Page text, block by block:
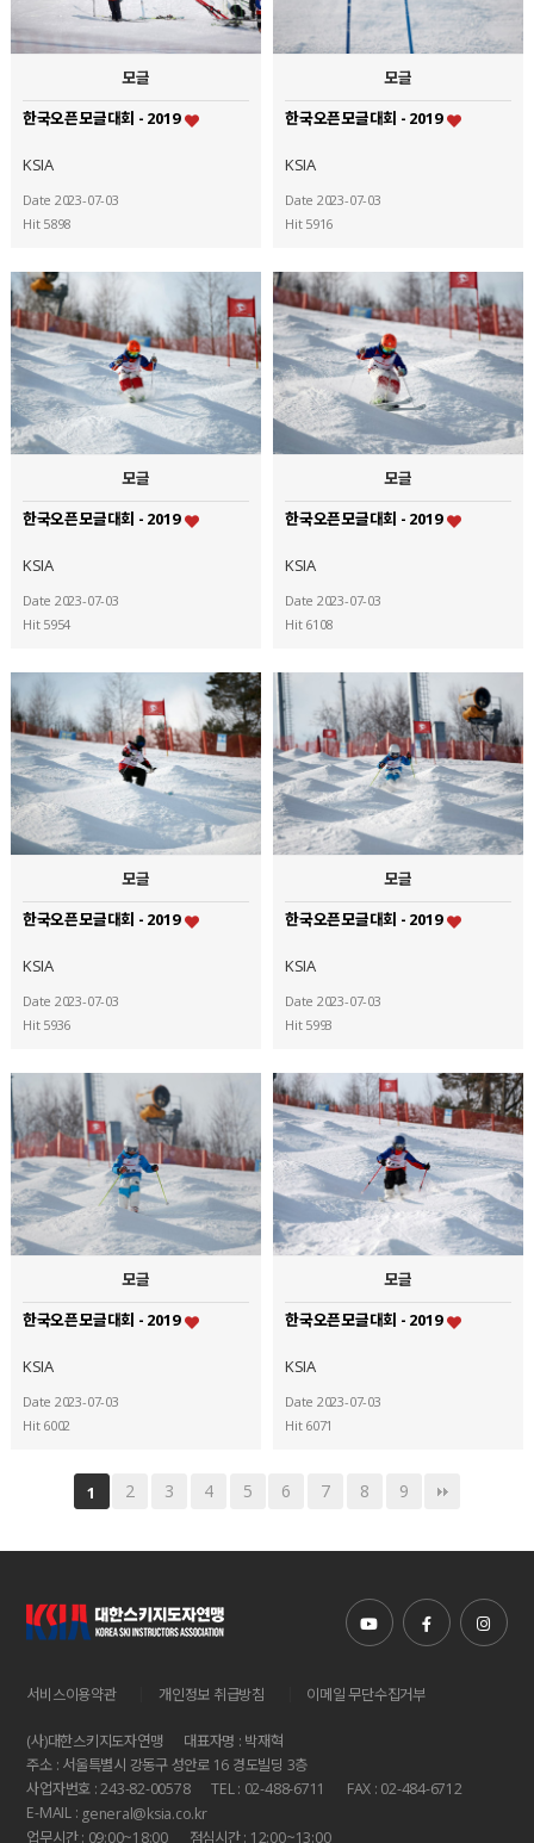
모글
한국오픈모글대회 - 2019
KSIA
Date 2023-07-03
Hit 5898
모글
한국오픈모글대회 - 2019
KSIA
Date 2023-07-03
Hit 5916
모글
한국오픈모글대회 - 2019
KSIA
Date 2023-07-03
Hit 5954
모글
한국오픈모글대회 - 2019
KSIA
Date 2023-07-03
Hit 6108
모글
한국오픈모글대회 - 2019
KSIA
Date 2023-07-03
Hit 5936
모글
한국오픈모글대회 - 2019
KSIA
Date 2023-07-03
Hit 5993
모글
한국오픈모글대회 - 2019
KSIA
Date 2023-07-03
Hit 6002
모글
한국오픈모글대회 - 2019
KSIA
Date 2023-07-03
Hit 6071
1 2 3 4 5 6 7 8 9
서비스이용약관 개인정보 취급방침 이메일 무단수집거부
(사)대한스키지도자연맹
대표자명 : 박재혁
주소 : 서울특별시 강동구 성안로 16 경도빌딩 3층
사업자번호 : 243-82-00578
TEL : 02-488-6711
FAX : 02-484-6712
E-MAIL : general@ksia.co.kr
업무시간 : 09:00~18:00
점심시간 : 12:00~13:00